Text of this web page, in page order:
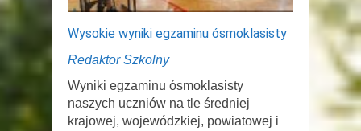
Wysokie wyniki egzaminu ósmoklasisty
Redaktor Szkolny
Wyniki egzaminu ósmoklasisty
naszych uczniów na tle średniej
krajowej, wojewódzkiej, powiatowej i